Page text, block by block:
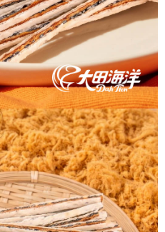
」之結帳頁面顯示為準，若有關於
相關疑問，請聯繫「AFTEE先享後付
support/home
之「AFTEE先享後付」服務完成之交
資料，並將交易相關給付款項請求債
下網址：
理人或監護人之同意方可使用
者引起之損失，本公司不負相關責
據個別帳號之用戶狀況，依本公司即
度不足之情形，本公司將視審查結果
資訊註冊。若發現惡意使用之情形，
運費
)免運費